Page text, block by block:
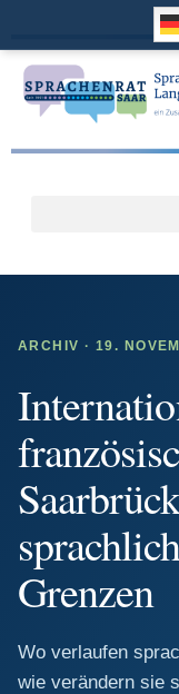
ARCHIV · 19.
Grenzen
Wo verlaufen
wie verändern sie